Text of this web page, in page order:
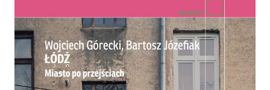
resztę dni. Uświadamia sobie, że po tym jak opuścił ją mąż,
chce spróbować innego życia niż znała, chce przypomnieć
sobie o swoich marzeniach i tęsknotach. I wówczas pada
propozycja - zamieńmy się miejscami. Z początku starsza z
kobiet wzbrania się, ale jednak kusi ją wizja przygody,